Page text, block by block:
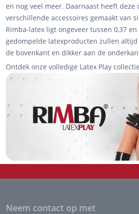
en nog veel meer. Daarnaast heeft deze
verschillende accessoires gemaakt van
Rimba-latex ligt ongeveer tussen 0,37 en
gedompelde latexproducten zullen
de bovenkant en dikker aan de
Ontdek onze volledige Latex Play
Neem contact op met